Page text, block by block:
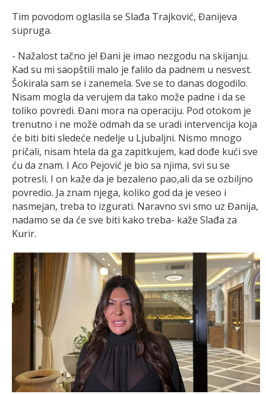
Tim povodom oglasila se Slađa Trajković, Đanijeva
supruga.
- Nažalost tačno je! Đani je imao nezgodu na skijanju.
Kad su mi saopštili malo je falilo da padnem u nesvest.
Šokirala sam se i zanemela. Sve se to danas dogodilo.
Nisam mogla da verujem da tako može padne i da se
toliko povredi. Đani mora na operaciju. Pod otokom je
trenutno i ne može odmah da se uradi intervencija koja
će biti biti sledeće nedelje u Ljubaljni. Nismo mnogo
pričali, nisam htela da ga zapitkujem, kad dođe kući sve
ću da znam. I Aco Pejović je bio sa njima, svi su se
potresli. I on kaže da je bezaleno pao,ali da se ozbiljno
povredio. Ja znam njega, koliko god da je veseo i
nasmejan, treba to izgurati. Naravno svi smo uz Đanija,
nadamo se da će sve biti kako treba- kaže Slađa za
Kurir.